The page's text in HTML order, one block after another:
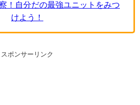
！自分だの最強ユニットをみつ
けよう！
スポンサーリンク